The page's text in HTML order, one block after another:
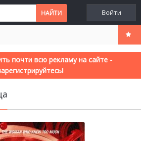
Войти
почти всю рекламу на сайте -